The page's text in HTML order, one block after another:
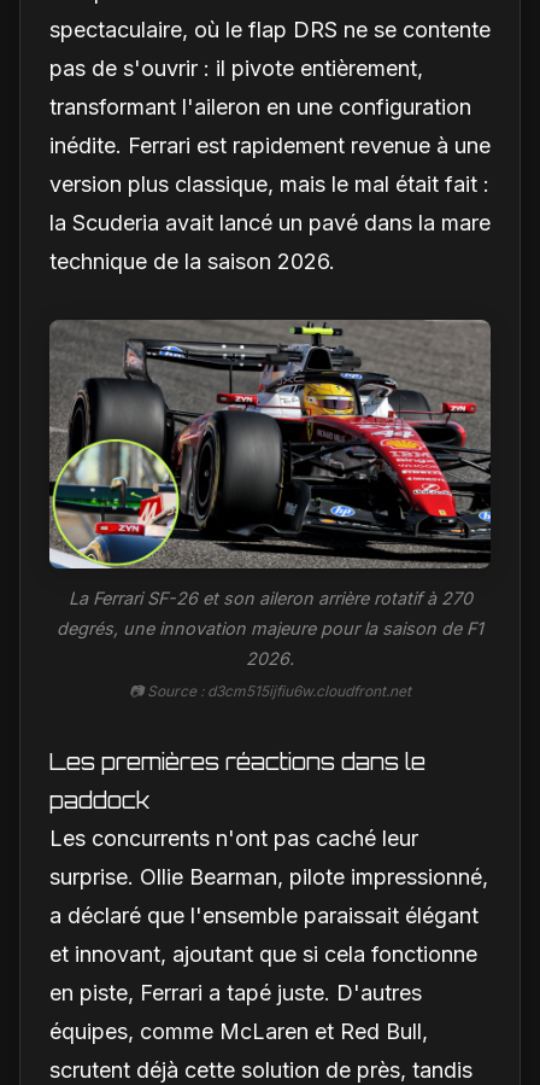
spectaculaire, où le flap DRS ne se contente
pas de s'ouvrir : il pivote entièrement,
transformant l'aileron en une configuration
inédite. Ferrari est rapidement revenue à une
version plus classique, mais le mal était fait :
la Scuderia avait lancé un pavé dans la mare
technique de la saison 2026.
La Ferrari SF-26 et son aileron arrière rotatif à 270
degrés, une innovation majeure pour la saison de F1
2026.
📷 Source : d3cm515ijfiu6w.cloudfront.net
Les premières réactions dans le
paddock
Les concurrents n'ont pas caché leur
surprise. Ollie Bearman, pilote impressionné,
a déclaré que l'ensemble paraissait élégant
et innovant, ajoutant que si cela fonctionne
en piste, Ferrari a tapé juste. D'autres
équipes, comme McLaren et Red Bull,
scrutent déjà cette solution de près, tandis